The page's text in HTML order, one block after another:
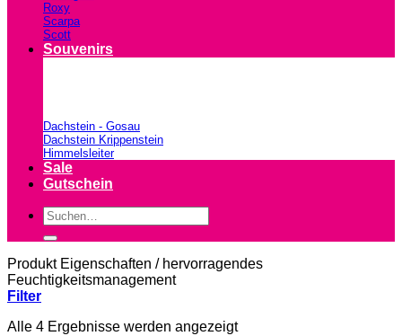
Roxy
Scarpa
Scott
Souvenirs
Dachstein - Gosau
Dachstein Krippenstein
Himmelsleiter
Sale
Gutschein
Suchen
nach:
Produkt Eigenschaften /hervorragendes
Feuchtigkeitsmanagement
Filter
Alle 4 Ergebnisse werden angezeigtNach